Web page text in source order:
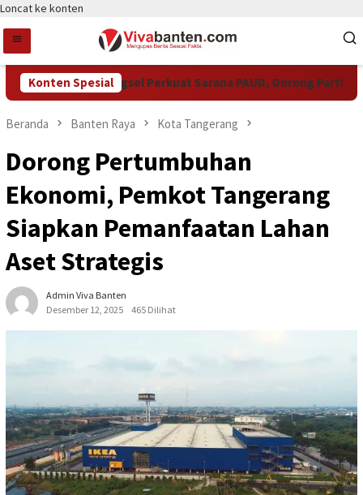
Loncat ke konten
Konten Spesial
Pemkot Tangsel Perkuat Sarana PAUD, Dorong Partisipasi
Beranda Banten Raya Kota Tangerang
Dorong Pertumbuhan
Ekonomi, Pemkot Tangerang
Siapkan Pemanfaatan Lahan
Aset Strategis
Admin Viva Banten
Desember 12, 2025
465 Dilihat